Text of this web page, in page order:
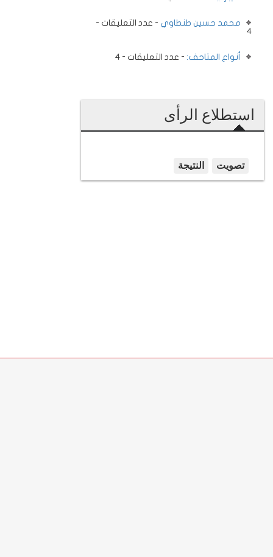
محمد حسين طنطاوي - عدد التعليقات -
4
أنواع المتاحف: - عدد التعليقات - 4
استطلاع الرأى